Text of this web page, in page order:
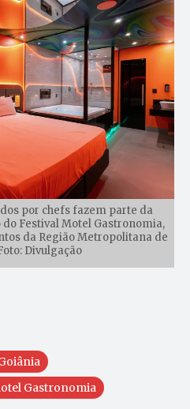
por chefs fazem parte da
Festival Motel Gastronomia,
da Região Metropolitana de
Divulgação
Gastronomia